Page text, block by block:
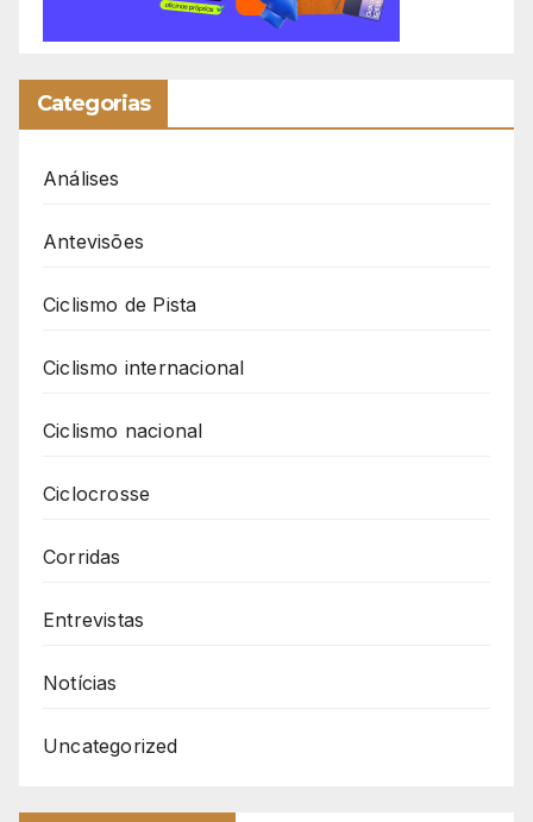
Categorias
Análises
Antevisões
Ciclismo de Pista
Ciclismo internacional
Ciclismo nacional
Ciclocrosse
Corridas
Entrevistas
Notícias
Uncategorized